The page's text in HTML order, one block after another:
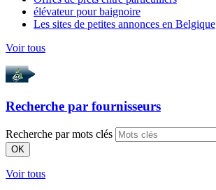
élévateur pour baignoire
Les sites de petites annonces en Belgique
Voir tous
Recherche par fournisseurs
Recherche par mots clés
OK
Voir tous